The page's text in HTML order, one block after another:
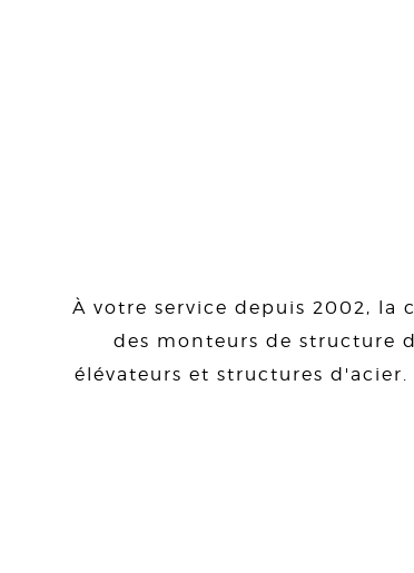
À votre service depuis 2002, la
des monteurs de structure
élévateurs et structures